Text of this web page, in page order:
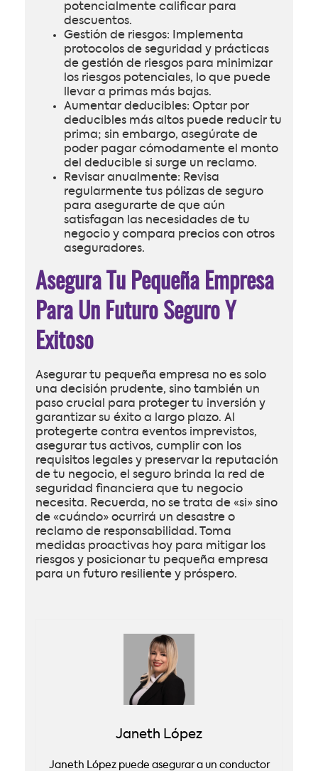
potencialmente calificar para
descuentos.
Gestión de riesgos: Implementa
protocolos de seguridad y prácticas
de gestión de riesgos para minimizar
los riesgos potenciales, lo que puede
llevar a primas más bajas.
Aumentar deducibles: Optar por
deducibles más altos puede reducir tu
prima; sin embargo, asegúrate de
poder pagar cómodamente el monto
del deducible si surge un reclamo.
Revisar anualmente: Revisa
regularmente tus pólizas de seguro
para asegurarte de que aún
satisfagan las necesidades de tu
negocio y compara precios con otros
aseguradores.
Asegura Tu Pequeña Empresa
Para Un Futuro Seguro Y
Exitoso
Asegurar tu pequeña empresa no es solo
una decisión prudente, sino también un
paso crucial para proteger tu inversión y
garantizar su éxito a largo plazo. Al
protegerte contra eventos imprevistos,
asegurar tus activos, cumplir con los
requisitos legales y preservar la reputación
de tu negocio, el seguro brinda la red de
seguridad financiera que tu negocio
necesita. Recuerda, no se trata de «si» sino
de «cuándo» ocurrirá un desastre o
reclamo de responsabilidad. Toma
medidas proactivas hoy para mitigar los
riesgos y posicionar tu pequeña empresa
para un futuro resiliente y próspero.
Janeth López
Janeth López puede asegurar a un conductor